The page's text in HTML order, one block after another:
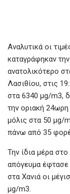
Αναλυτικά οι
καταγράφηκαν
ανατολικότερο
Λασιθίου, στις
στα 6340 μg/m3,
την οριακή 24ωρη
μόλις στα 50 μg/
πάνω από 35
Την ίδια μέρα
απόγευμα έφτασε
στα Χανιά οι
μg/m3.